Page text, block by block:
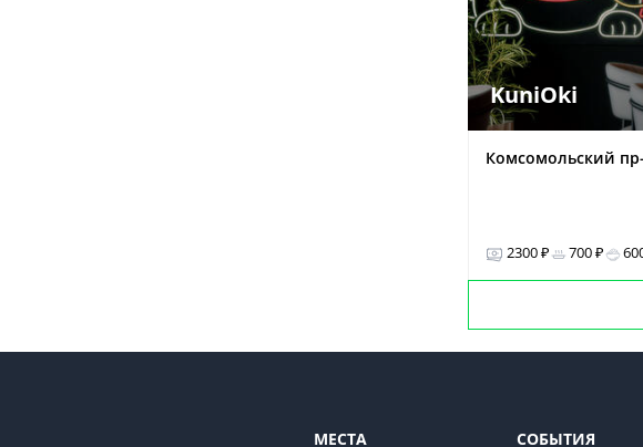
KuniOki
Комсомольский
2300 ₽ 700 ₽
МЕСТА СОБЫТИЯ